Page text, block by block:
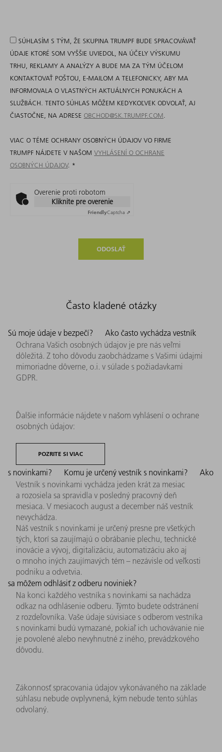
SÚHLASÍM S TÝM, ŽE SKUPINA TRUMPF BUDE SPRACOVÁVAŤ
ÚDAJE KTORÉ SOM VYŠŠIE UVIEDOL, NA ÚČELY VÝSKUMU
TRHU, REKLAMY A ANALÝZY A BUDE MA ZA TÝM ÚČELOM
KONTAKTOVAŤ POŠTOU, E-MAILOM A TELEFONICKY, ABY MA
INFORMOVALA O VLASTNÝCH AKTUÁLNYCH PONUKÁCH A
SLUŽBÁCH. TENTO SÚHLAS MÔŽEM KEDYKOĽVEK ODVOLAŤ, AJ
ČIASTOČNE, NA ADRESE OBCHOD@SK.TRUMPF.COM
VIAC O TÉME OCHRANY OSOBNÝCH ÚDAJOV VO FIRME
TRUMPF NÁJDETE V NAŠOM VYHLÁSENÍ O OCHRANE
OSOBNÝCH ÚDAJOV. *
Overenie proti robotom
Kliknite pre overenie
FriendlyCaptcha ⇗
ODOSLAŤ
Často kladené otázky
Sú moje údaje v bezpečí?
Ochrana Vašich osobných údajov je pre nás veľmi
dôležitá. Z toho dôvodu zaobchádzame s Vašimi údajmi
mimoriadne dôverne, o.i. v súlade s požiadavkami
GDPR.
Ďalšie informácie nájdete v našom vyhlásení o ochrane
osobných údajov:
POZRITE SI VIAC
Ako často vychádza vestník
s novinkami?
Vestník s novinkami vychádza jeden krát za mesiac
a rozosiela sa spravidla v posledný pracovný deň
mesiaca. V mesiacoch august a december náš vestník
nevychádza.
Komu je určený vestník s novinkami?
Náš vestník s novinkami je určený presne pre všetkých
tých, ktorí sa zaujímajú o obrábanie plechu, technické
inovácie a vývoj, digitalizáciu, automatizáciu ako aj
o mnoho iných zaujímavých tém – nezávisle od veľkosti
podniku a odvetvia.
Ako
sa môžem odhlásiť z odberu noviniek?
Na konci každého vestníka s novinkami sa nachádza
odkaz na odhlásenie odberu. Týmto budete odstránení
z rozdeľovníka. Vaše údaje súvisiace s odberom vestníka
s novinkami budú vymazané, pokiaľ ich uchovávanie nie
je povolené alebo nevyhnutné z iného, prevádzkového
dôvodu.
Zákonnosť spracovania údajov vykonávaného na základe
súhlasu nebude ovplyvnená, kým nebude tento súhlas
odvolaný.